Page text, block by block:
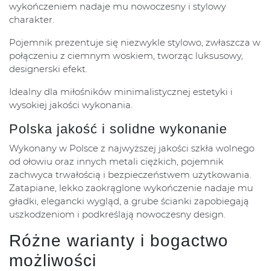
wykończeniem nadaje mu nowoczesny i stylowy
charakter.
Pojemnik prezentuje się niezwykle stylowo, zwłaszcza w
połączeniu z ciemnym woskiem, tworząc luksusowy,
designerski efekt.
Idealny dla miłośników minimalistycznej estetyki i
wysokiej jakości wykonania.
Polska jakość i solidne wykonanie
Wykonany w Polsce z najwyższej jakości szkła wolnego
od ołowiu oraz innych metali ciężkich, pojemnik
zachwyca trwałością i bezpieczeństwem użytkowania.
Zatapiane, lekko zaokrąglone wykończenie nadaje mu
gładki, elegancki wygląd, a grube ścianki zapobiegają
uszkodzeniom i podkreślają nowoczesny design.
Różne warianty i bogactwo
możliwości